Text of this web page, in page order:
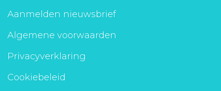
Aanmelden nieuwsbrief
Algemene voorwaarden
Privacyverklaring
Cookiebeleid